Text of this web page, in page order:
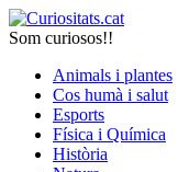
Som curiosos!!
Animals i plantes
Cos humà i salut
Esports
Física i Química
Història